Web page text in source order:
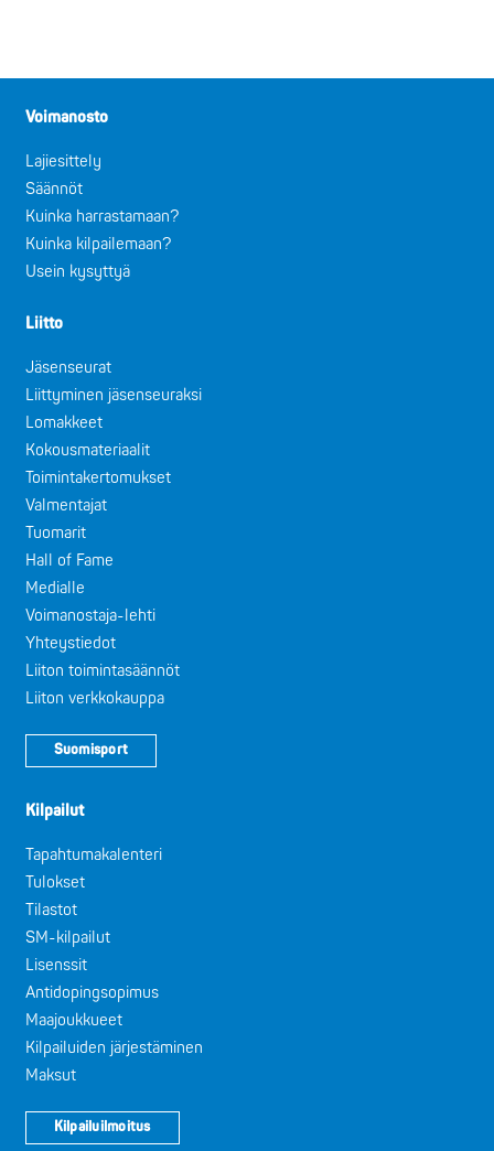
Voimanosto
Lajiesittely
Säännöt
Kuinka harrastamaan?
Kuinka kilpailemaan?
Usein kysyttyä
Liitto
Jäsenseurat
Liittyminen jäsenseuraksi
Lomakkeet
Kokousmateriaalit
Toimintakertomukset
Valmentajat
Tuomarit
Hall of Fame
Medialle
Voimanostaja-lehti
Yhteystiedot
Liiton toimintasäännöt
Liiton verkkokauppa
Suomisport
Kilpailut
Tapahtumakalenteri
Tulokset
Tilastot
SM-kilpailut
Lisenssit
Antidopingsopimus
Maajoukkueet
Kilpailuiden järjestäminen
Maksut
Kilpailuilmoitus